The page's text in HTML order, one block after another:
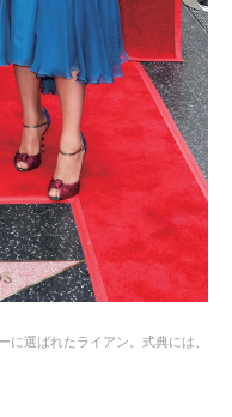
選ばれたライアン。式典には、